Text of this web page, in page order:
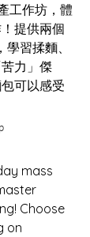
工作坊，體
提供兩個
習揉麵、
力」傑
可以感受
mass
Choose
on